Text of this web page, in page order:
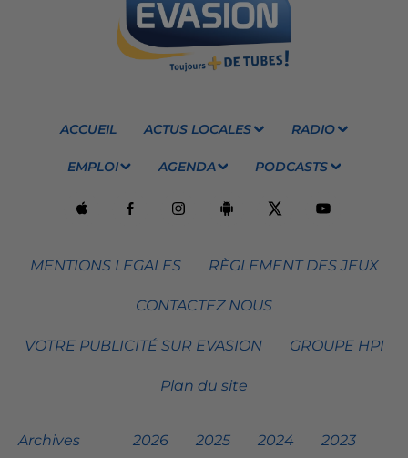
ACCUEIL ACTUS LOCALES RADIO
EMPLOI AGENDA PODCASTS
MENTIONS LEGALES RÈGLEMENT DES JEUX
CONTACTEZ NOUS
VOTRE PUBLICITÉ SUR EVASION GROUPE HPI
Plan du site
Archives 2026 2025 2024 2023